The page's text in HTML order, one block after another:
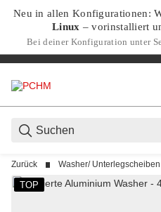
Neu in allen Konfigurationen:
Linux – vorinstalliert
Bei deiner Konfiguration unter
Zurück Washer/ Unterlegscheiben
TOP